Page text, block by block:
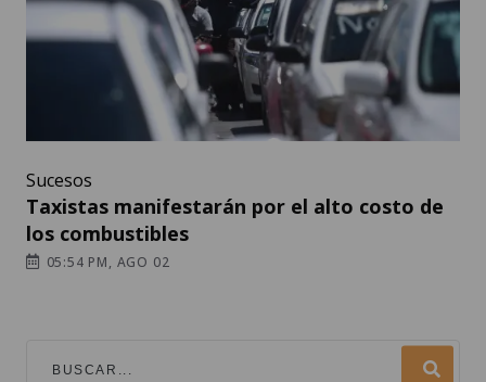
Sucesos
Taxistas manifestarán por el alto costo de
los combustibles
05:54 PM, AGO 02